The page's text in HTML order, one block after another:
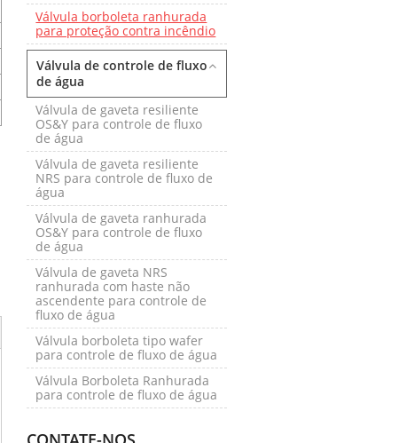
Válvula borboleta ranhurada
para proteção contra incêndio
Válvula de controle de fluxo
de água
Válvula de gaveta resiliente
OS&Y para controle de fluxo
de água
Válvula de gaveta resiliente
NRS para controle de fluxo de
água
Válvula de gaveta ranhurada
OS&Y para controle de fluxo
de água
Válvula de gaveta NRS
ranhurada com haste não
ascendente para controle de
fluxo de água
Válvula borboleta tipo wafer
para controle de fluxo de água
Válvula Borboleta Ranhurada
para controle de fluxo de água